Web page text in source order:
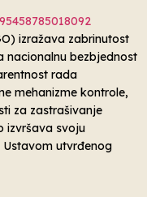
izražava zabrinutost
nacionalnu bezbjednost
rada
mehanizme kontrole,
za zastrašivanje
izvršava svoju
Ustavom utvrđenog